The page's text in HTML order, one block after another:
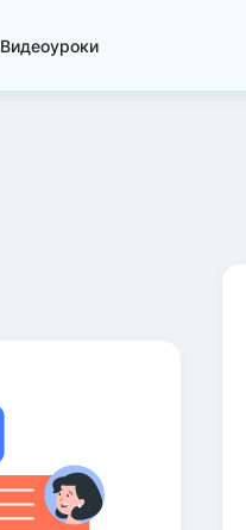
Видеоуроки